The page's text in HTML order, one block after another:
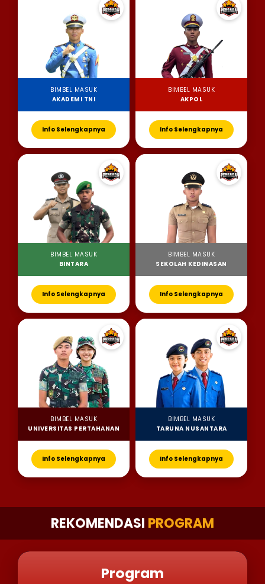
BIMBEL MASUK
AKADEMI TNI
Info Selengkapnya
BIMBEL MASUK
AKPOL
Info Selengkapnya
BIMBEL MASUK
BINTARA
Info Selengkapnya
BIMBEL MASUK
SEKOLAH KEDINASAN
Info Selengkapnya
BIMBEL MASUK
UNIVERSITAS PERTAHANAN
Info Selengkapnya
BIMBEL MASUK
TARUNA NUSANTARA
Info Selengkapnya
REKOMENDASI PROGRAM
Program